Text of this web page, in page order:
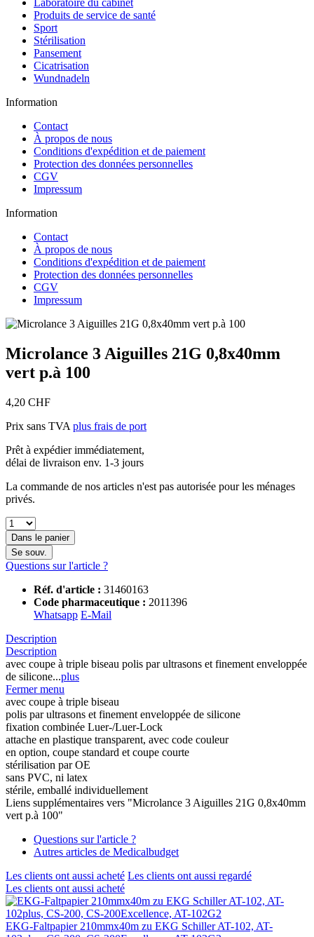
Laboratoire du cabinet
Produits de service de santé
Sport
Stérilisation
Pansement
Cicatrisation
Wundnadeln
Information
Contact
À propos de nous
Conditions d'expédition et de paiement
Protection des données personnelles
CGV
Impressum
Information
Contact
À propos de nous
Conditions d'expédition et de paiement
Protection des données personnelles
CGV
Impressum
Microlance 3 Aiguilles 21G 0,8x40mm
vert p.à 100
4,20 CHF
Prix sans TVA plus frais de port
Prêt à expédier immédiatement,
délai de livraison env. 1-3 jours
La commande de nos articles n'est pas autorisée pour les ménages
privés.
Dans le panier
Se souv.
Questions sur l'article ?
Réf. d'article : 31460163
Code pharmaceutique : 2011396
Whatsapp E-Mail
Description
Description
avec coupe à triple biseau polis par ultrasons et finement enveloppée
de silicone...plus
Fermer menu
avec coupe à triple biseau
polis par ultrasons et finement enveloppée de silicone
fixation combinée Luer-/Luer-Lock
attache en plastique transparent, avec code couleur
en option, coupe standard et coupe courte
stérilisation par OE
sans PVC, ni latex
stérile, emballé individuellement
Liens supplémentaires vers "Microlance 3 Aiguilles 21G 0,8x40mm
vert p.à 100"
Questions sur l'article ?
Autres articles de Medicalbudget
Les clients ont aussi acheté Les clients ont aussi regardé
Les clients ont aussi acheté
EKG-Faltpapier 210mmx40m zu EKG Schiller AT-102, AT-